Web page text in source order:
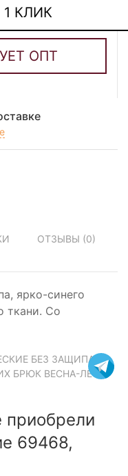
КЛИК
ОТЗЫВЫ (0)
ярко-синего
ткани. Со
БЕЗ ЗАЩИПА
БРЮК ВЕСНА-ЛЕТО
приобрели
69468,